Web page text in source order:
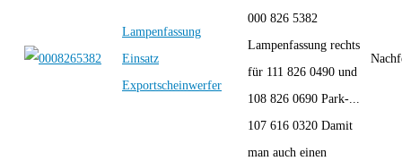
Lampenfassung
Einsatz
Exportscheinwerfer
000 826 5382
Lampenfassung rechts
für 111 826 0490 und
108 826 0690 Park-...
107 616 0320 Damit
man auch einen